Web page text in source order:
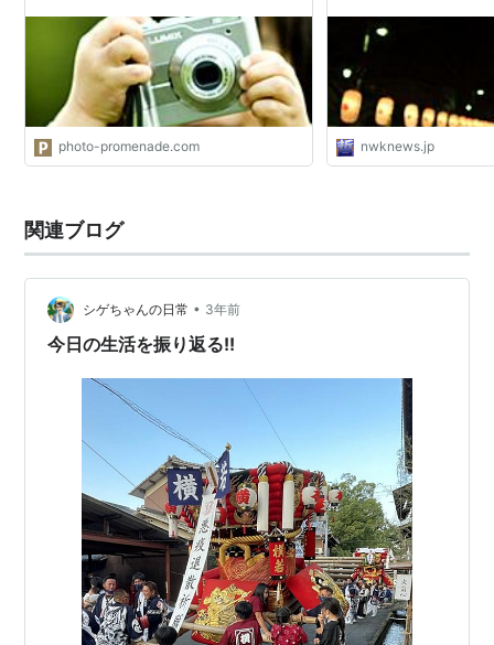
photo-promenade.com nwknews.jp
関連ブログ
シゲちゃんの日常 • 3年前
今日の生活を振り返る!!